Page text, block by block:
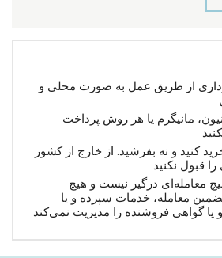
از طریق عمل به صورت محلی و
مانیگرم یا هر روش پرداخت
کنید و نه بفرشید. از خارج از کشور
قبول نکنید
معامله‌ای درگیر نیست و هیچ
معامله، خدمات سپرده و یا
گواهی فروشنده را مدیریت نمی‌کند